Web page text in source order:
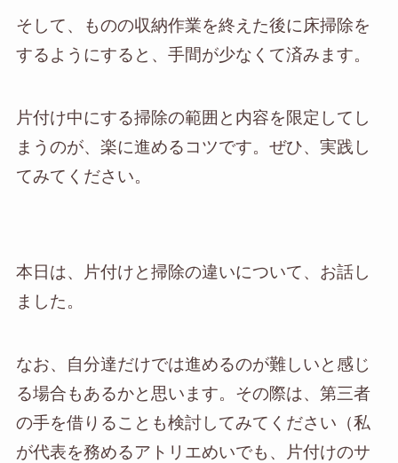
そして、ものの収納作業を終えた後に床掃除を
するようにすると、手間が少なくて済みます。
片付け中にする掃除の範囲と内容を限定してし
まうのが、楽に進めるコツです。ぜひ、実践し
てみてください。
本日は、片付けと掃除の違いについて、お話し
ました。
なお、自分達だけでは進めるのが難しいと感じ
る場合もあるかと思います。その際は、第三者
の手を借りることも検討してみてください（私
が代表を務めるアトリエめいでも、片付けのサ